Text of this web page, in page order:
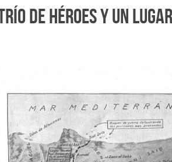
de héroes y un